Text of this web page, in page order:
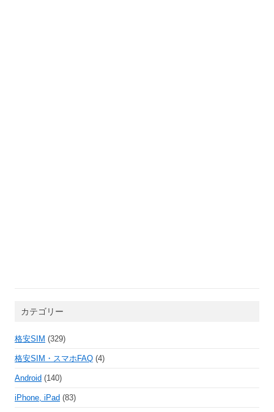
カテゴリー
格安SIM (329)
格安SIM・スマホFAQ (4)
Android (140)
iPhone, iPad (83)